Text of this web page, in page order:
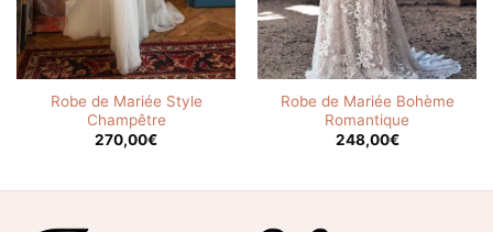
Robe de Mariée Style
Champêtre
270,00€
Robe de Mariée Bohème
Romantique
248,00€